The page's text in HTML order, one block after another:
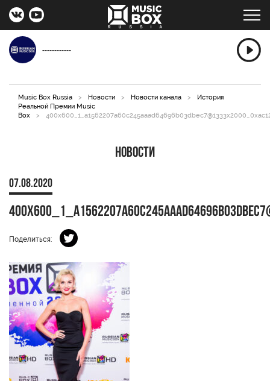
------------
Music Box Russia > Новости > Новости канала >
История
Реальной Премии Music
Box
>
Новости
07.08.2020
Поделиться: